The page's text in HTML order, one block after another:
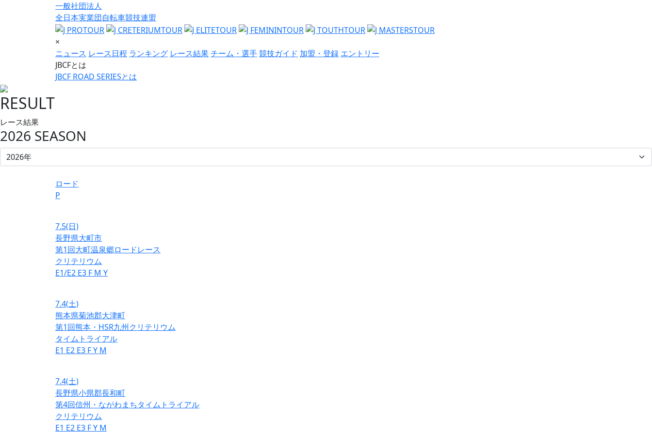
一般社団法人
全日本実業団自転車競技連盟
×
ニュース レース日程 ランキング レース結果チーム・選手競技ガイド 加盟・登録 エントリー
JBCFとは
JBCF ROAD SERIESとは
RESULT
レース結果
2026 SEASON
ロード
P
7.5(日)
長野県大町市
第1回大町温泉郷ロードレース
クリテリウム
E1/E2 E3 F M Y
7.4(土)
熊本県菊池郡大津町
第1回熊本・HSR九州クリテリウム
タイムトライアル
E1 E2 E3 FY M
7.4(土)
長野県小県郡長和町
第4回信州・ながわまちタイムトライアル
クリテリウム
E1 E2 E3 FY M